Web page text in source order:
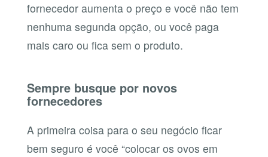
fornecedor aumenta o preço e você não tem
nenhuma segunda opção, ou você paga
mais caro ou fica sem o produto.
Sempre busque por novos
fornecedores
A primeira coisa para o seu negócio ficar
bem seguro é você “colocar os ovos em